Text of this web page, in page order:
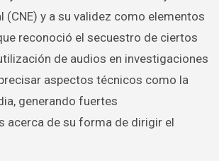
(CNE) y a su validez como elementos
reconoció el secuestro de ciertos
de audios en investigaciones
aspectos técnicos como la
generando fuertes
acerca de su forma de dirigir el